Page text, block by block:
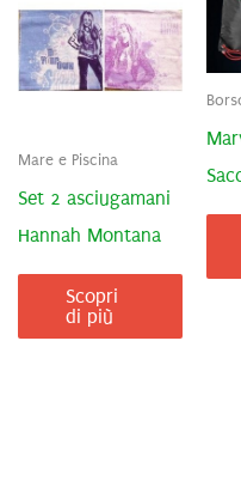
Mare e Piscina
Set 2 asciugamani
Hannah Montana
Scopri
di più